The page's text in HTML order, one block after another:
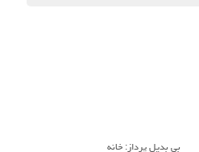
بی بدیل پرداز: خانه